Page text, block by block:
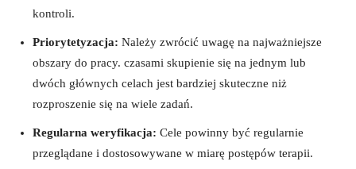
kontroli.
Priorytetyzacja: Należy zwrócić uwagę na najważniejsze ​
obszary‌ do pracy. czasami skupienie się na jednym lub
dwóch głównych celach‌ jest ⁣bardziej skuteczne niż‍
rozproszenie się ⁣na ⁢wiele zadań.
Regularna weryfikacja: Cele powinny⁢ być regularnie
przeglądane ⁣i⁣ dostosowywane w miarę postępów ⁣terapii.